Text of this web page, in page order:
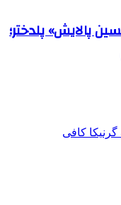
پالایش» پلدختر؛
کافی